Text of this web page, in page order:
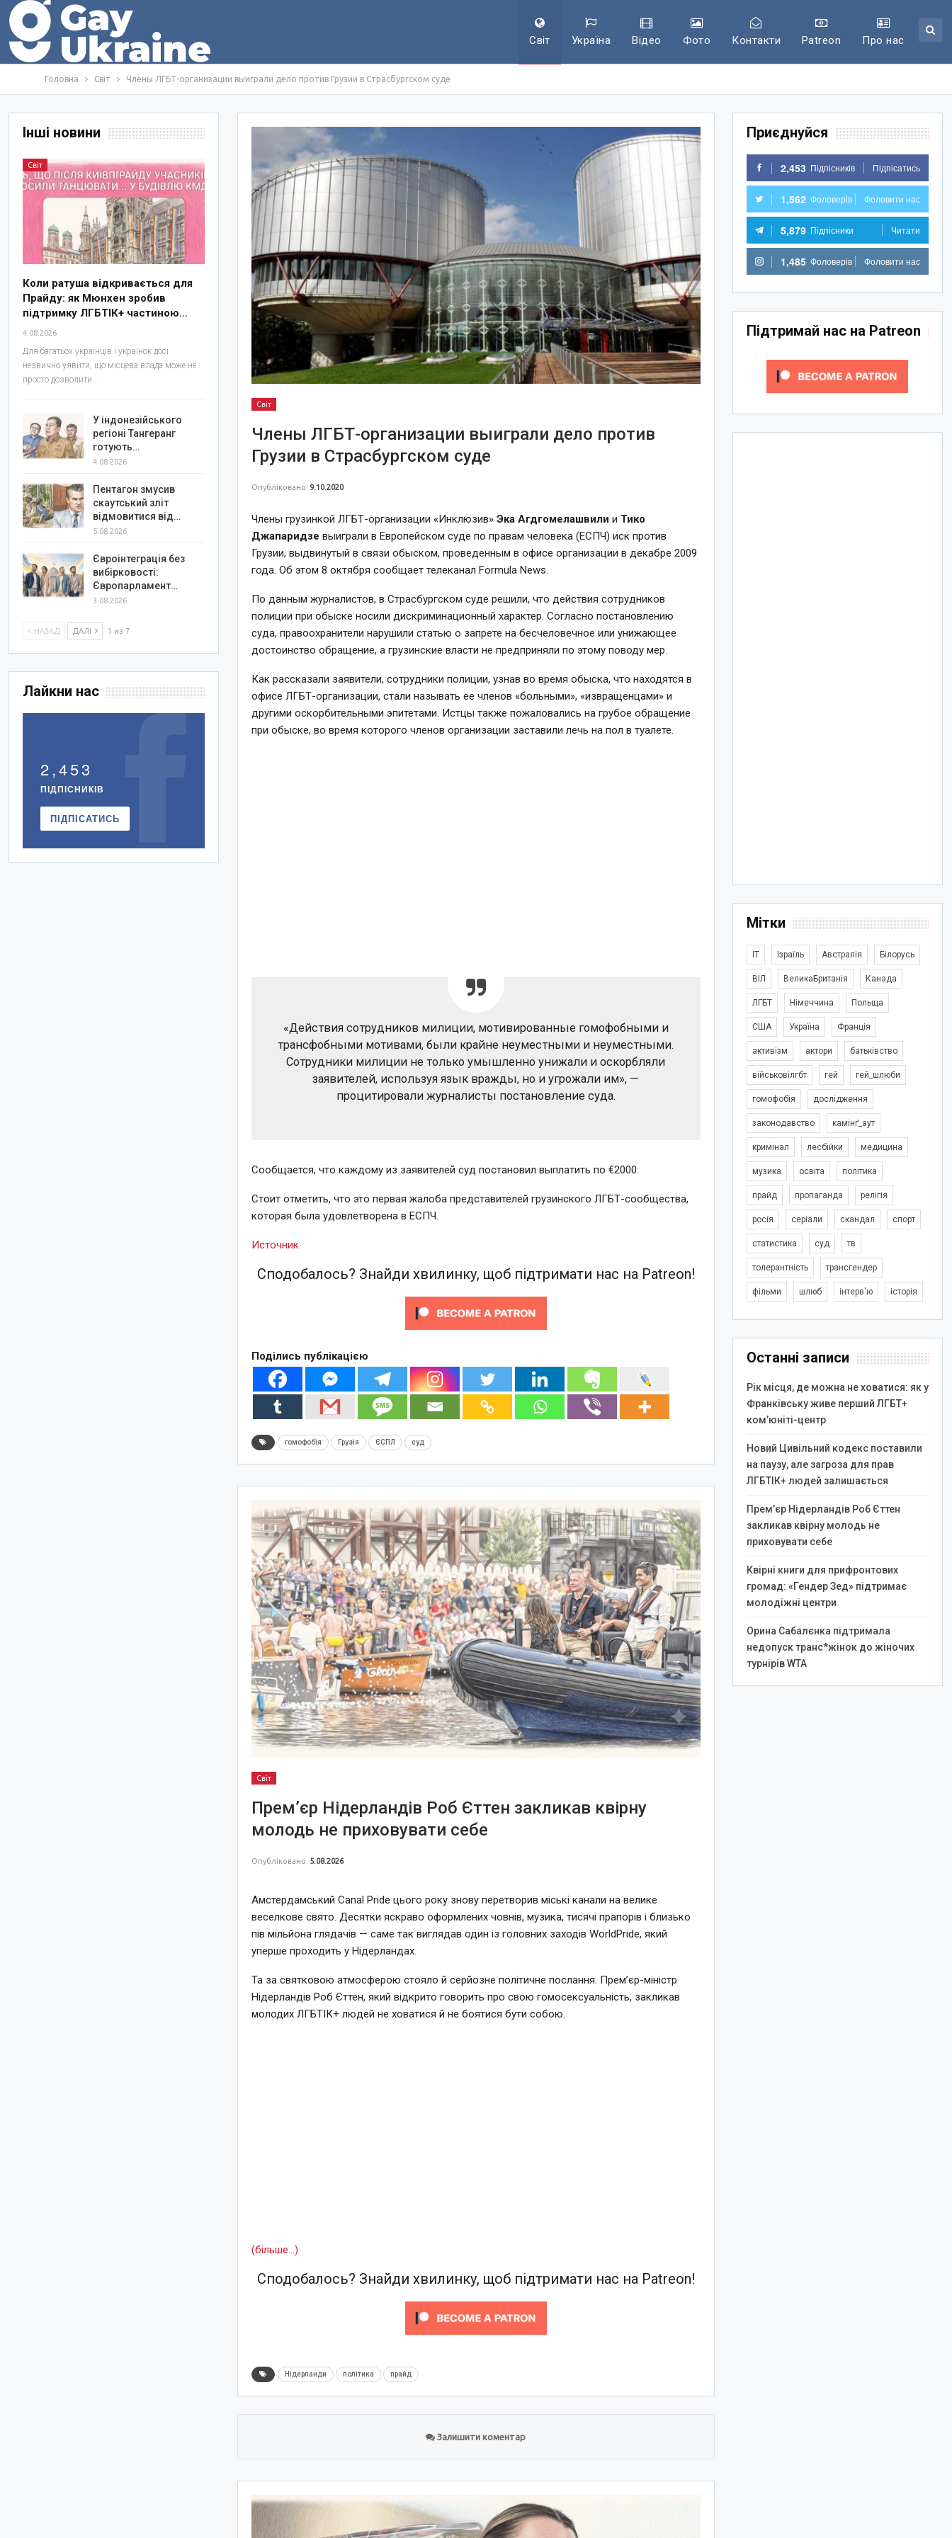
Світ Україна Відео Фото Контакти Patreon Про нас
Головна Світ Члены ЛГБТ-организации выиграли дело против Грузии в Страсбургском суде
Світ
Члены ЛГБТ-организации выиграли дело против
Грузии в Страсбургском суде
Опубліковано 9.10.2020
Члены грузинкой ЛГБТ-организации «Инклюзив»Эка Агдгомелашвили и Тико
Джапаридзе выиграли в Европейском суде по правам человека (ЕСПЧ) иск против
Грузии, выдвинутый в связи обыском, проведенным в офисе организации в декабре 2009
года. Об этом 8 октября сообщает телеканал Formula News.
По данным журналистов, в Страсбургском суде решили, что действия сотрудников
полиции при обыске носили дискриминационный характер. Согласно постановлению
суда, правоохранители нарушили статью о запрете на бесчеловечное или унижающее
достоинство обращение, а грузинские власти не предприняли по этому поводу мер.
Как рассказали заявители, сотрудники полиции, узнав во время обыска, что находятся в
офисе ЛГБТ-организации, стали называть ее членов «больными», «извращенцами» и
другими оскорбительными эпитетами. Истцы также пожаловались на грубое обращение
при обыске, во время которого членов организации заставили лечь на пол в туалете.
«Действия сотрудников милиции, мотивированные гомофобными и
трансфобными мотивами, были крайне неуместными и неуместными.
Сотрудники милиции не только умышленно унижали и оскорбляли
заявителей, используя язык вражды, но и угрожали им», —
процитировали журналисты постановление суда.
Сообщается, что каждому из заявителей суд постановил выплатить по €2000.
Стоит отметить, что это первая жалоба представителей грузинского ЛГБТ-сообщества,
которая была удовлетворена в ЕСПЧ.
Источник
Сподобалось? Знайди хвилинку, щоб підтримати нас на Patreon!
Поділись публікацією
гомофобія Грузія ЄСПЛ суд
Світ
Прем’єр Нідерландів Роб Єттен закликав квірну
молодь не приховувати себе
Опубліковано 5.08.2026
Амстердамський Canal Pride цього року знову перетворив міські канали на велике
веселкове свято. Десятки яскраво оформлених човнів, музика, тисячі прапорів і близько
пів мільйона глядачів — саме так виглядав один із головних заходів WorldPride, який
уперше проходить у Нідерландах.
Та за святковою атмосферою стояло й серйозне політичне послання. Прем’єр-міністр
Нідерландів Роб Єттен, який відкрито говорить про свою гомосексуальність, закликав
молодих ЛГБТІК+ людей не ховатися й не боятися бути собою.
(більше…)
Сподобалось? Знайди хвилинку, щоб підтримати нас на Patreon!
Нідерланди політика прайд
Залишити коментар
Приєднуйся
2,453 Підпісників Підпісатись
1,562 Фоловерів Фоловити нас
5,879 Підпісники Читати
1,485 Фоловерів Фоловити нас
Підтримай нас на Patreon
Мітки
IT Ізраїль Австралія Білорусь
ВІЛ ВеликаБританія Канада
ЛГБТ Німеччина Польща
США Україна Франція
активізм актори батьківство
військовілгбт гей гей_шлюби
гомофобія дослідження
законодавство камінґ_аут
кримінал лесбійки медицина
музика освіта політика
прайд пропаганда релігія
росія серіали скандал спорт
статистика суд тв
толерантність трансгендер
фільми шлюб інтерв'ю історія
Останні записи
Рік місця, де можна не ховатися: як у
Франківську живе перший ЛГБТ+
ком’юніті-центр
Новий Цивільний кодекс поставили
на паузу, але загроза для прав
ЛГБТІК+ людей залишається
Прем’єр Нідерландів Роб Єттен
закликав квірну молодь не
приховувати себе
Квірні книги для прифронтових
громад: «Гендер Зед» підтримає
молодіжні центри
Орина Сабалєнка підтримала
недопуск транс*жінок до жіночих
турнірів WTA
Інші новини
Світ
Коли ратуша відкривається для
Прайду: як Мюнхен зробив
підтримку ЛГБТІК+ частиною…
4.08.2026
Для багатьох українців і українок досі
незвично уявити, що місцева влада може не
просто дозволити…
У індонезійського
регіоні Тангеранг
готують…
4.08.2026
Пентагон змусив
скаутський зліт
відмовитися від…
5.08.2026
Євроінтеграція без
вибірковості:
Європарламент…
3.08.2026
НАЗАД ДАЛІ 1 из 7
Лайкни нас
2,453
ПІДПІСНИКІВ
ПІДПІСАТИСЬ